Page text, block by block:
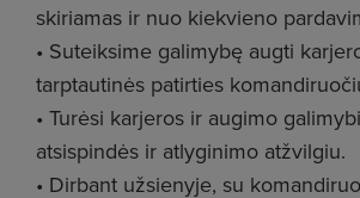
skiriamas ir nuo kiekvieno
• Suteiksime galimybę augti
tarptautinės patirties
• Turėsi karjeros ir augimo
atsispindės ir atlyginimo atžvilgiu.
• Dirbant užsienyje, su